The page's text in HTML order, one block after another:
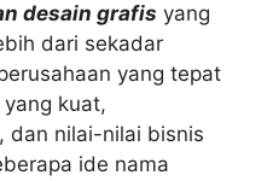
desain grafis yang
dari sekadar
yang tepat
kuat,
dan nilai-nilai bisnis
ide nama